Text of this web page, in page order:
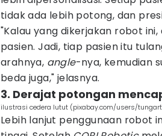
tidak ada lebih potong, dan
"Kalau yang dikerjakan robot
pasien. Jadi, tiap pasien itu
arahnya, angle-nya, kemudian
beda juga," jelasnya.
3. Derajat potongan
ilustrasi cedera lutut (pixabay.com/users/
Lebih lanjut penggunaan robot